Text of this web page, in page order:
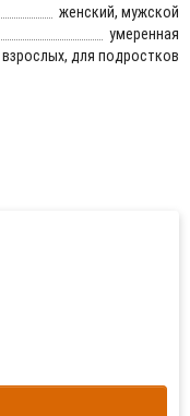
женский, мужской
умеренная
для подростков